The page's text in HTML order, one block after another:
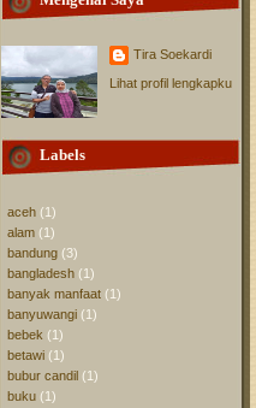
Tira Soekardi
Lihat profil lengkapku
Labels
aceh (1)
alam (1)
bandung (3)
bangladesh (1)
banyak manfaat (1)
banyuwangi (1)
bebek (1)
betawi (1)
bubur candil (1)
buku (1)